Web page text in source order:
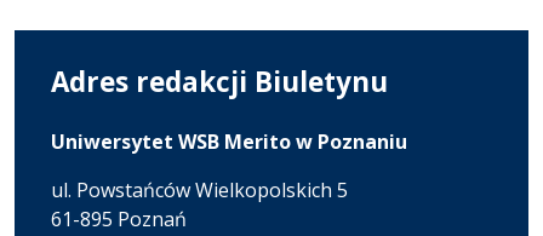
Adres redakcji Biuletynu
Uniwersytet WSB Merito w Poznaniu
ul. Powstańców Wielkopolskich 5
61-895 Poznań